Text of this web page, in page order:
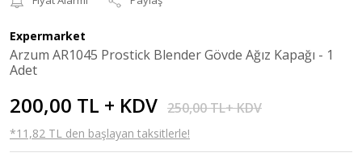
Expermarket
Arzum AR1045 Prostick Blender Gövde Ağız Kapağı - 1
Adet
200,00 TL + KDV 250,00 TL+ KDV
*11,82 TL den başlayan taksitlerle!